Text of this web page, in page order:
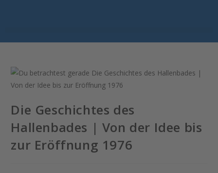
Die Geschichtes des
Hallenbades | Von der Idee bis
zur Eröffnung 1976